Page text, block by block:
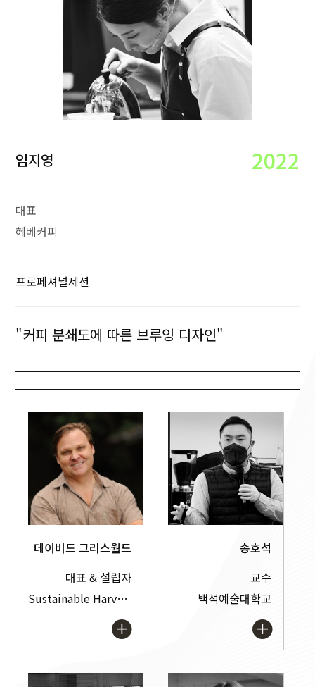
임지영 2022
대표
헤베커피
프로페셔널세션
"커피 분쇄도에 따른 브루잉 디자인"
데이비드 그리스월드
대표 & 설립자
Sustainable Harvest Coffee Importer
송호석
교수
백석예술대학교